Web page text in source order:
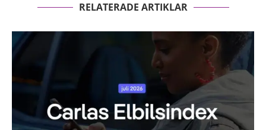
RELATERADE ARTIKLAR